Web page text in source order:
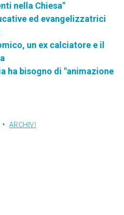
nella Chiesa"
ed evangelizzatrici
un ex calciatore e il
ha bisogno di "animazione
ARCHIVI